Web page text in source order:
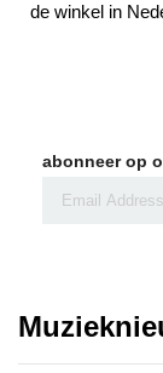
de winkel in
abonneer op